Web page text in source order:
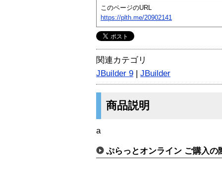
このページのURL
https://plth.me/20902141
関連カテゴリ
JBuilder 9 | JBuilder
商品説明
a
ぷらっとオンライン ご購入の